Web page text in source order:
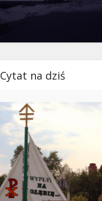
Cytat na dziś